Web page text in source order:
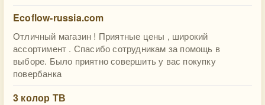
Ecoflow-russia.com
Отличный магазин ! Приятные цены , широкий
ассортимент . Спасибо сотрудникам за помощь в
выборе. Было приятно совершить у вас покупку
повербанка
3 колор ТВ